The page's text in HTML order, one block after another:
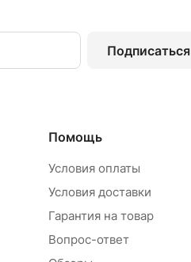
Подписаться
Помощь
Условия оплаты
Условия доставки
Гарантия на товар
Вопрос-ответ